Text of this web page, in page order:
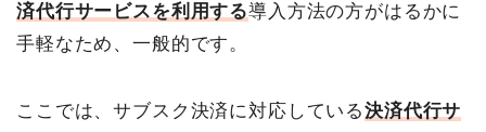
済代行サービスを利用する導入方法の方がはるかに
手軽なため、一般的です。
ここでは、サブスク決済に対応している決済代行サ